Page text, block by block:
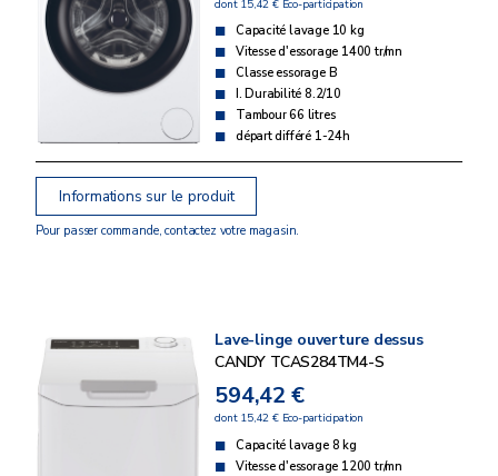
dont 15,42 € Eco-participation
Capacité lavage 10 kg
Vitesse d'essorage 1400 tr/mn
Classe essorage B
I. Durabilité 8.2/10
Tambour 66 litres
départ différé 1-24h
Informations sur le produit
Pour passer commande, contactez votre magasin.
Lave-linge ouverture dessus
CANDY TCAS284TM4-S
594,42 €
dont 15,42 € Eco-participation
Capacité lavage 8 kg
Vitesse d'essorage 1200 tr/mn